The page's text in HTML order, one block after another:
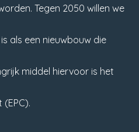
Tegen 2050 willen we
als een nieuwbouw die
middel hiervoor is het